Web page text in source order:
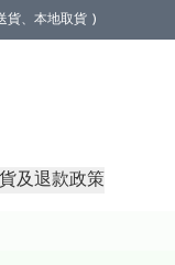
貨、本地取貨 )
及退款政策